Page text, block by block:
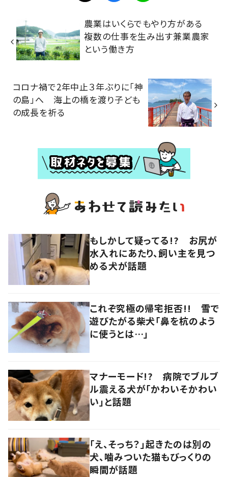
農業はいくらでもやり方がある
複数の仕事を生み出す兼業農家
という働き方
コロナ禍で2年中止３年ぶりに「神
の島」へ 海上の橋を渡り子ども
の成長を祈る
もしかして疑ってる!? お尻が
水入れにあたり、飼い主を見つ
める犬が話題
これぞ究極の帰宅拒否!! 雪で
遊びたがる柴犬「鼻を杭のよう
に使うとは…」
マナーモード!? 病院でブルブ
ル震える犬が「かわいそかわい
い」と話題
「え、そっち？」起きたのは別の
犬、噛みついた猫もびっくりの
瞬間が話題